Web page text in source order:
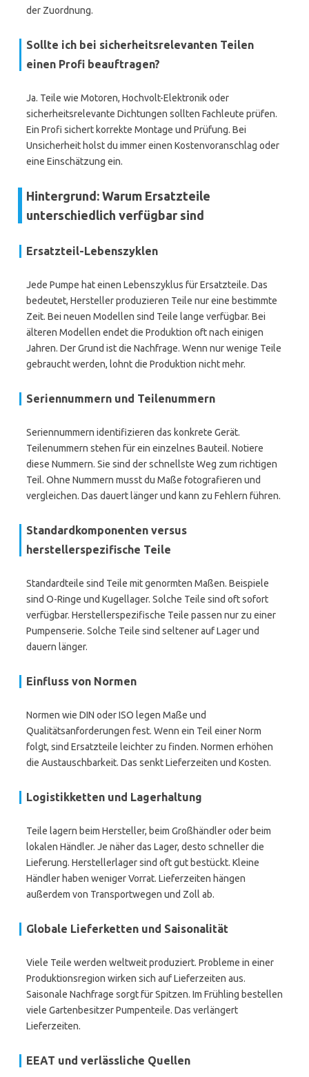
der Zuordnung.
Sollte ich bei sicherheitsrelevanten Teilen
einen Profi beauftragen?
Ja. Teile wie Motoren, Hochvolt-Elektronik oder
sicherheitsrelevante Dichtungen sollten Fachleute prüfen.
Ein Profi sichert korrekte Montage und Prüfung. Bei
Unsicherheit holst du immer einen Kostenvoranschlag oder
eine Einschätzung ein.
Hintergrund: Warum Ersatzteile
unterschiedlich verfügbar sind
Ersatzteil-Lebenszyklen
Jede Pumpe hat einen Lebenszyklus für Ersatzteile. Das
bedeutet, Hersteller produzieren Teile nur eine bestimmte
Zeit. Bei neuen Modellen sind Teile lange verfügbar. Bei
älteren Modellen endet die Produktion oft nach einigen
Jahren. Der Grund ist die Nachfrage. Wenn nur wenige Teile
gebraucht werden, lohnt die Produktion nicht mehr.
Seriennummern und Teilenummern
Seriennummern identifizieren das konkrete Gerät.
Teilenummern stehen für ein einzelnes Bauteil. Notiere
diese Nummern. Sie sind der schnellste Weg zum richtigen
Teil. Ohne Nummern musst du Maße fotografieren und
vergleichen. Das dauert länger und kann zu Fehlern führen.
Standardkomponenten versus
herstellerspezifische Teile
Standardteile sind Teile mit genormten Maßen. Beispiele
sind O-Ringe und Kugellager. Solche Teile sind oft sofort
verfügbar. Herstellerspezifische Teile passen nur zu einer
Pumpenserie. Solche Teile sind seltener auf Lager und
dauern länger.
Einfluss von Normen
Normen wie DIN oder ISO legen Maße und
Qualitätsanforderungen fest. Wenn ein Teil einer Norm
folgt, sind Ersatzteile leichter zu finden. Normen erhöhen
die Austauschbarkeit. Das senkt Lieferzeiten und Kosten.
Logistikketten und Lagerhaltung
Teile lagern beim Hersteller, beim Großhändler oder beim
lokalen Händler. Je näher das Lager, desto schneller die
Lieferung. Herstellerlager sind oft gut bestückt. Kleine
Händler haben weniger Vorrat. Lieferzeiten hängen
außerdem von Transportwegen und Zoll ab.
Globale Lieferketten und Saisonalität
Viele Teile werden weltweit produziert. Probleme in einer
Produktionsregion wirken sich auf Lieferzeiten aus.
Saisonale Nachfrage sorgt für Spitzen. Im Frühling bestellen
viele Gartenbesitzer Pumpenteile. Das verlängert
Lieferzeiten.
EEAT und verlässliche Quellen